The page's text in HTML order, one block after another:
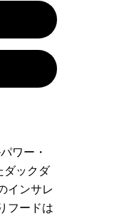
ワー・
ダックダ
インサレ
フードは